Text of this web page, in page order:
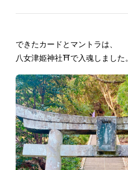
できたカードとマントラは、
八女津姫神社⛩️で入魂しました。